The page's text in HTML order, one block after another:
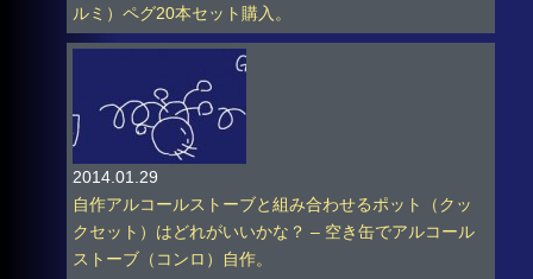
ルミ）ペグ20本セット購入。
2014.01.29
自作アルコールストーブと組み合わせるポット（クッ
クセット）はどれがいいかな？ – 空き缶でアルコール
ストーブ（コンロ）自作。